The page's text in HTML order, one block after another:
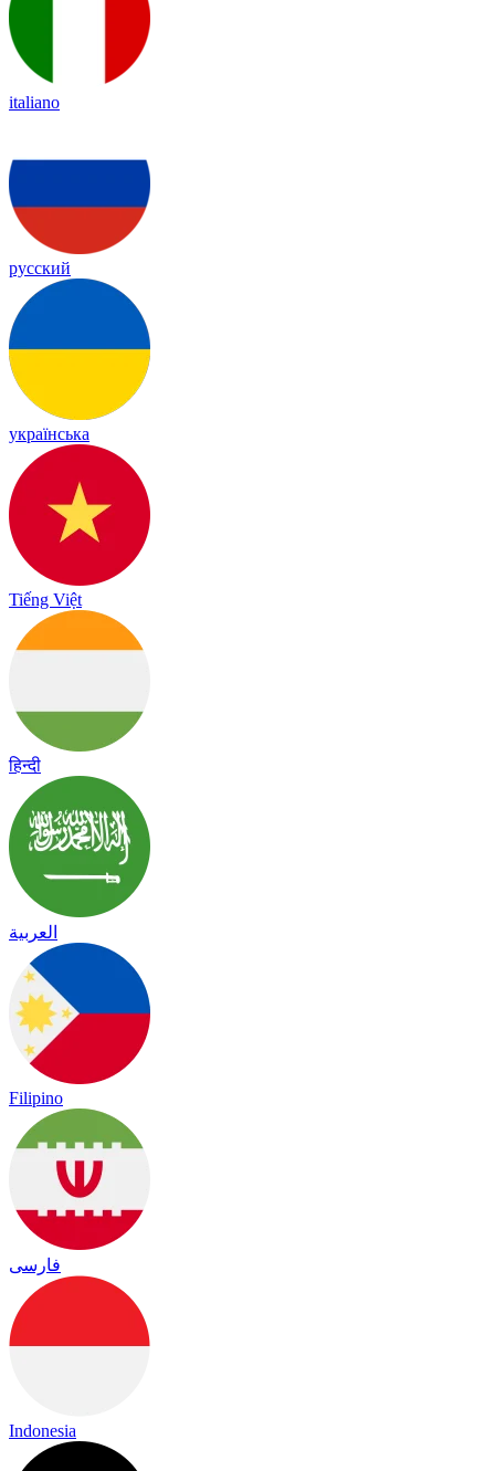
italiano
русский
українська
Tiếng Việt
हिन्दी
العربية
Filipino
فارسی
Indonesia